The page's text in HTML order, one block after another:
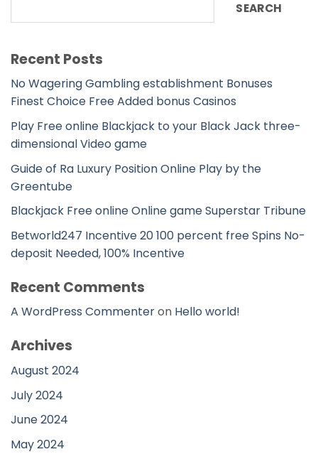
SEARCH
Recent Posts
No Wagering Gambling establishment Bonuses
Finest Choice Free Added bonus Casinos
Play Free online Blackjack to your Black Jack three-
dimensional Video game
Guide of Ra Luxury Position Online Play by the
Greentube
Blackjack Free online Online game Superstar Tribune
Betworld247 Incentive 20 100 percent free Spins No-
deposit Needed, 100% Incentive
Recent Comments
A WordPress Commenteron Hello world!
Archives
August 2024
July 2024
June 2024
May 2024